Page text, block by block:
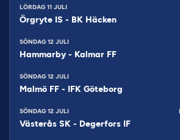
LÖRDAG 11 JULI
Örgryte IS - BK Häcken
SÖNDAG 12 JULI
Hammarby- Kalmar FF
SÖNDAG 12 JULI
Malmö FF - IFK Göteborg
SÖNDAG 12 JULI
Västerås SK - Degerfors IF